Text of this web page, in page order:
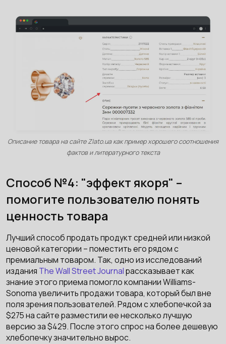
Описание товара на сайте Zlato.ua как пример хорошего соотношения
фактов и литературного текста
Способ №4: "эффект якоря" –
помогите пользователю понять
ценность товара
Лучший способ продать продукт средней или низкой
ценовой категории – поместить его рядом с
премиальным товаром. Так, одно из исследований
издания The Wall Street Journalрассказывает как
знание этого приема помогло компании Williams-
Sonoma увеличить продажи товара, который был вне
поля зрения пользователей. Рядом с хлебопечкой за
$275 на сайте разместили ее несколько лучшую
версию за $429. После этого спрос на более дешевую
хлебопечку значительно вырос.